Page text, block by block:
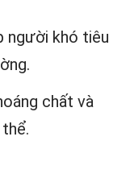
người khó tiêu
chất và